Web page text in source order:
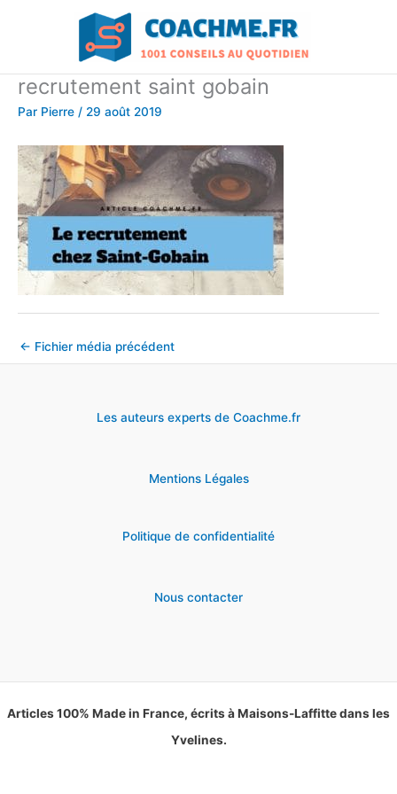
recrutement saint gobain
Par Pierre / 29 août 2019
← Fichier média précédent
Les auteurs experts de Coachme.fr
Mentions Légales
Politique de confidentialité
Nous contacter
Articles 100% Made in France, écrits à Maisons-Laffitte dans les
Yvelines.